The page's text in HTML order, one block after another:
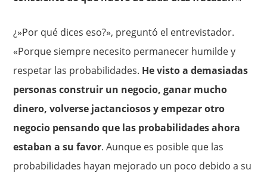
¿»Por qué dices eso?», preguntó el entrevistador.
«Porque siempre necesito permanecer humilde y
respetar las probabilidades. He visto a demasiadas
personas construir un negocio, ganar mucho
dinero, volverse jactanciosos y empezar otro
negocio pensando que las probabilidades ahora
estaban a su favor. Aunque es posible que las
probabilidades hayan mejorado un poco debido a su